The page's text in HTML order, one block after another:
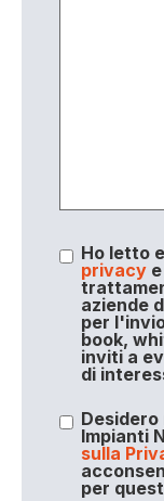
Ho letto
privacye
aziende
per
book,
inviti a
di
Impianti
sulla
per